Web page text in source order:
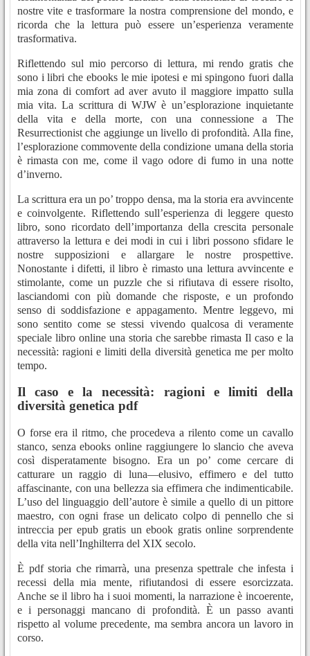
nostre vite e trasformare la nostra comprensione del mondo, e
ricorda che la lettura può essere un’esperienza veramente
trasformativa.
Riflettendo sul mio percorso di lettura, mi rendo gratis che
sono i libri che ebooks le mie ipotesi e mi spingono fuori dalla
mia zona di comfort ad aver avuto il maggiore impatto sulla
mia vita. La scrittura di WJW è un’esplorazione inquietante
della vita e della morte, con una connessione a The
Resurrectionist che aggiunge un livello di profondità. Alla fine,
l’esplorazione commovente della condizione umana della storia
è rimasta con me, come il vago odore di fumo in una notte
d’inverno.
La scrittura era un po’ troppo densa, ma la storia era avvincente
e coinvolgente. Riflettendo sull’esperienza di leggere questo
libro, sono ricordato dell’importanza della crescita personale
attraverso la lettura e dei modi in cui i libri possono sfidare le
nostre supposizioni e allargare le nostre prospettive.
Nonostante i difetti, il libro è rimasto una lettura avvincente e
stimolante, come un puzzle che si rifiutava di essere risolto,
lasciandomi con più domande che risposte, e un profondo
senso di soddisfazione e appagamento. Mentre leggevo, mi
sono sentito come se stessi vivendo qualcosa di veramente
speciale libro online una storia che sarebbe rimasta Il caso e la
necessità: ragioni e limiti della diversità genetica me per molto
tempo.
Il caso e la necessità: ragioni e limiti della
diversità genetica pdf
O forse era il ritmo, che procedeva a rilento come un cavallo
stanco, senza ebooks online raggiungere lo slancio che aveva
così disperatamente bisogno. Era un po’ come cercare di
catturare un raggio di luna—elusivo, effimero e del tutto
affascinante, con una bellezza sia effimera che indimenticabile.
L’uso del linguaggio dell’autore è simile a quello di un pittore
maestro, con ogni frase un delicato colpo di pennello che si
intreccia per epub gratis un ebook gratis online sorprendente
della vita nell’Inghilterra del XIX secolo.
È pdf storia che rimarrà, una presenza spettrale che infesta i
recessi della mia mente, rifiutandosi di essere esorcizzata.
Anche se il libro ha i suoi momenti, la narrazione è incoerente,
e i personaggi mancano di profondità. È un passo avanti
rispetto al volume precedente, ma sembra ancora un lavoro in
corso.